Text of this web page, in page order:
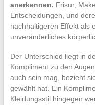
anerkennen. Frisur,
Entscheidungen, und
nachhaltigeren Effekt als
unveränderliches
Der Unterschied liegt in
Kompliment zu den
auch sein mag, bezieht
gewählt hat. Ein
Kleidungsstil hingegen